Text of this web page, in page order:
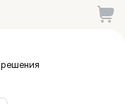
решения